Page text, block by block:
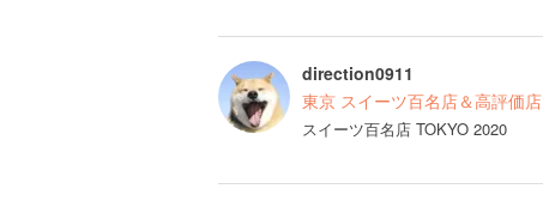
direction0911
東京 スイーツ百名店＆高評価店
スイーツ百名店 TOKYO 2020